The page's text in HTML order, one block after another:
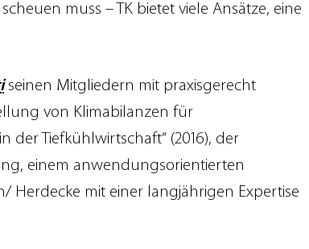
muss – TK bietet viele Ansätze, eine
seinen Mitgliedern mit praxisgerecht
von Klimabilanzen für
der Tiefkühlwirtschaft“ (2016), der
einem anwendungsorientierten
Herdecke mit einer langjährigen Expertise